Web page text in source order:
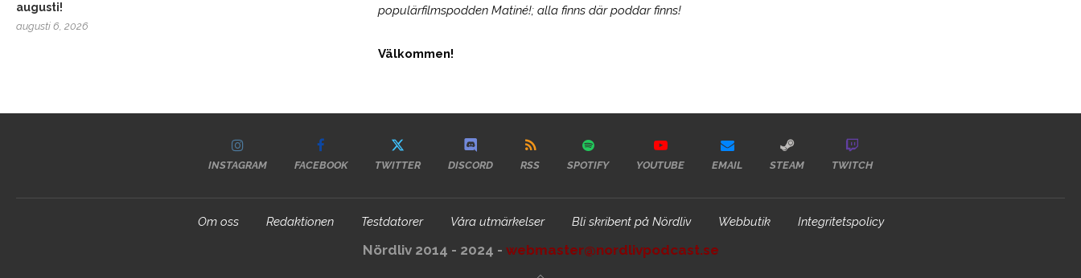
augusti!
augusti 6, 2026
populärfilmspodden Matiné!; alla finns där poddar finns!
Välkommen!
INSTAGRAM FACEBOOK TWITTER DISCORD RSS SPOTIFY YOUTUBE EMAIL STEAM TWITCH
Om oss Redaktionen Testdatorer Våra utmärkelser Bli skribent på Nördliv Webbutik Integritetspolicy
Nördliv 2014 - 2024 - webmaster@nordlivpodcast.se